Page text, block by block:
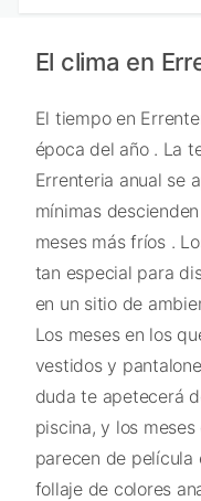
El clima en
El tiempo en
época del año . La
Errenteria anual se
mínimas
meses más fríos .
tan especial para
en un sitio de
Los meses en los
vestidos y
duda te apetecerá
piscina, y los
parecen de película
follaje de colores